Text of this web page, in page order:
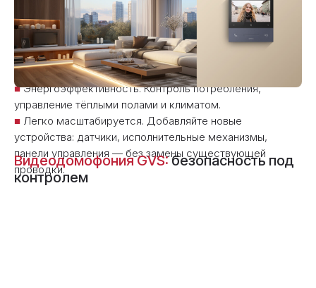
климатом, шторами и безопасностью
централизованно — с панели, смартфона или голосом.
■Любые сценарии, совместимость с сотнями брендов
через открытый протокол KNX.
■Энергоэффективность. Контроль потребления,
управление тёплыми полами и климатом.
■ Легко масштабируется. Добавляйте новые
устройства: датчики, исполнительные механизмы,
панели управления — без замены существующей
проводки.
Видеодомофония GVS:безопасность под
контролем